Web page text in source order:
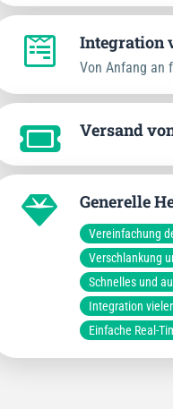
Integration
Von Anfang an
Versand
Generelle
Vereinfachung
Verschlankung
Schnelles und
Integration
Einfache Real-